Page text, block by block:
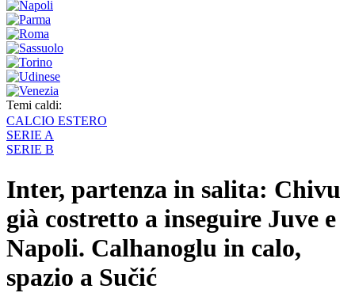
Temi caldi:
CALCIO ESTERO
SERIE A
SERIE B
Inter, partenza in salita: Chivu
già costretto a inseguire Juve e
Napoli. Calhanoglu in calo,
spazio a Sučić